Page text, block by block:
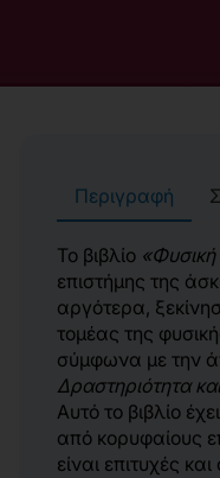
Περιγραφή
Το βιβλίο
επιστήμης της
αργότερα,
τομέας της
σύμφωνα με την
Δραστηριότητα
Αυτό το βιβλίο
από κορυφαίους
είναι επιτυχές